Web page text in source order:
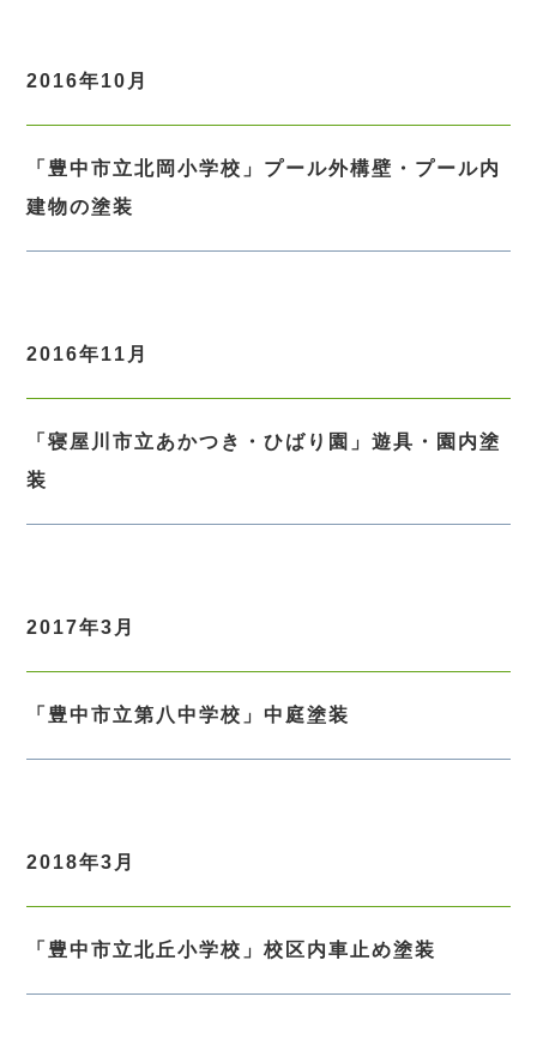
2016年10月
「豊中市立北岡小学校」プール外構壁・プール内
建物の塗装
2016年11月
「寝屋川市立あかつき・ひばり園」遊具・園内塗
装
2017年3月
「豊中市立第八中学校」中庭塗装
2018年3月
「豊中市立北丘小学校」校区内車止め塗装